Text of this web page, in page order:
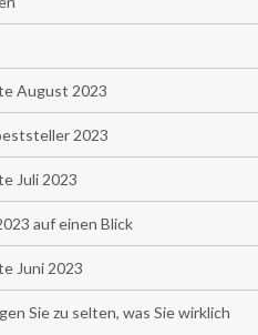
August 2023
2023
Juli 2023
auf einen Blick
Juni 2023
Sie zu selten, was Sie wirklich